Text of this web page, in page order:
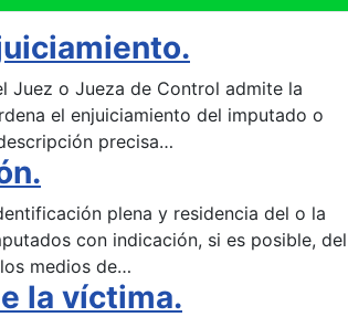
Juez o Jueza de Control admite la
el enjuiciamiento del imputado o
precisa…
plena y residencia del o la
con indicación, si es posible, del
medios de…
la víctima.